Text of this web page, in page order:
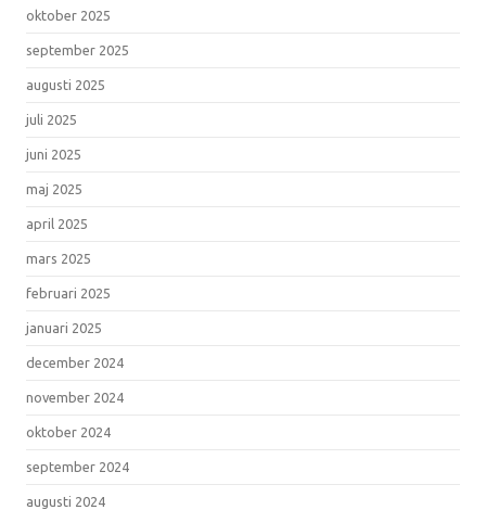
oktober 2025
september 2025
augusti 2025
juli 2025
juni 2025
maj 2025
april 2025
mars 2025
februari 2025
januari 2025
december 2024
november 2024
oktober 2024
september 2024
augusti 2024